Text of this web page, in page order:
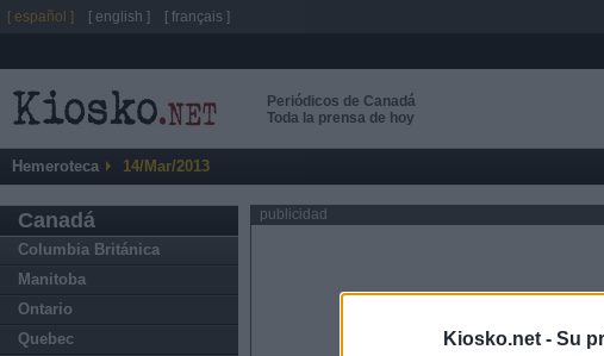
Kiosko.net - Su
Periódicos de Canadá
Toda la prensa de hoy
Hemeroteca 14/Mar/2013
Canadá
Columbia Británica
Manitoba
Ontario
Quebec
publicidad
[ español ] [ english ] [ français ]